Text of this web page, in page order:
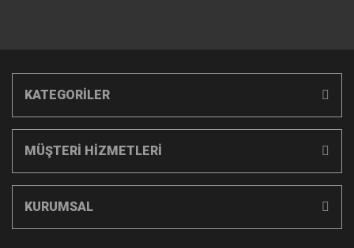
KATEGORİLER
MÜŞTERİ HİZMETLERİ
KURUMSAL